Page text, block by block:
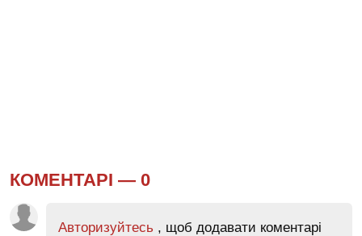
КОМЕНТАРІ — 0
Авторизуйтесь , щоб додавати коментарі